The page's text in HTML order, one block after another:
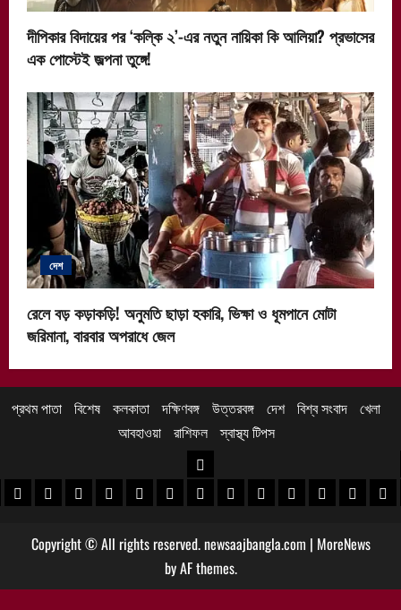
দীপিকার বিদায়ের পর ‘কল্কি ২’-এর নতুন নায়িকা কি আলিয়া? প্রভাসের
এক পোস্টেই জল্পনা তুঙ্গে!
দেশ
রেলে বড় কড়াকড়ি! অনুমতি ছাড়া হকারি, ভিক্ষা ও ধূমপানে মোটা
জরিমানা, বারবার অপরাধে জেল
প্রথম পাতা বিশেষ কলকাতা দক্ষিণবঙ্গ উত্তরবঙ্গ দেশ বিশ্ব সংবাদ খেলা
আবহাওয়া
রাশিফল স্বাস্থ্য টিপস
খবর
খবর
পুরুলিয়া খবর
বাঁকুড়া খবরপশ্চিম বর্ধমান খবর
পূর্ব বর্ধমান খবর
বীরভূম খবরমুর্শিদাবাদ খবর
উত্তরবঙ্গ
কোচবিহার নিউজ
আলিপুরদুয়ার খবর
জলপাইগুড়ি খবর
শিলিগুড়ি খবর
উত্তরদক্ষিণ
Copyright © All rights reserved. newsaajbangla.com | MoreNews
by AF themes.